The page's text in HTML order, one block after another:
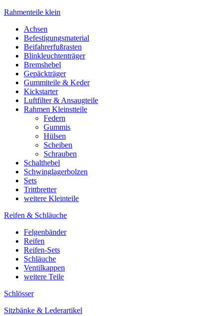
Rahmenteile klein
Achsen
Befestigungsmaterial
Beifahrerfußrasten
Blinkleuchtenträger
Bremshebel
Gepäckträger
Gummiteile & Keder
Kickstarter
Luftfilter & Ansaugteile
Rahmen Kleinstteile
Federn
Gummis
Hülsen
Scheiben
Schrauben
Schalthebel
Schwinglagerbolzen
Sets
Trittbretter
weitere Kleinteile
Reifen & Schläuche
Felgenbänder
Reifen
Reifen-Sets
Schläuche
Ventilkappen
weitere Teile
Schlösser
Sitzbänke & Lederartikel